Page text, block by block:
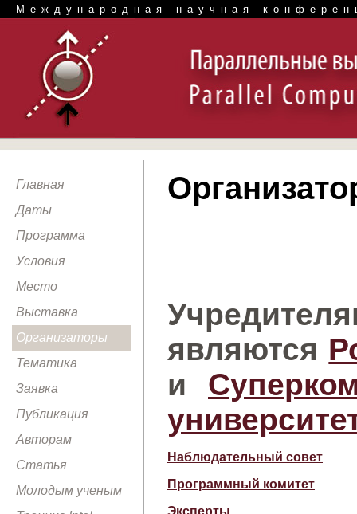
Международная научная
Главная
Даты
Программа
Условия
Место
Выставка
Организаторы
Тематика
Заявка
Публикация
Авторам
Статья
Молодым ученым
являются
и
Наблюдательный совет
Программный комитет
Эксперты